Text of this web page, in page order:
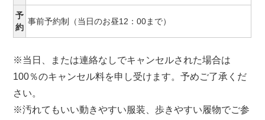
予
約
事前予約制（当日のお昼12：00まで）
※当日、または連絡なしでキャンセルされた場合は
100％のキャンセル料を申し受けます。予めご了承くだ
さい。
※汚れてもいい動きやすい服装、歩きやすい履物でご参